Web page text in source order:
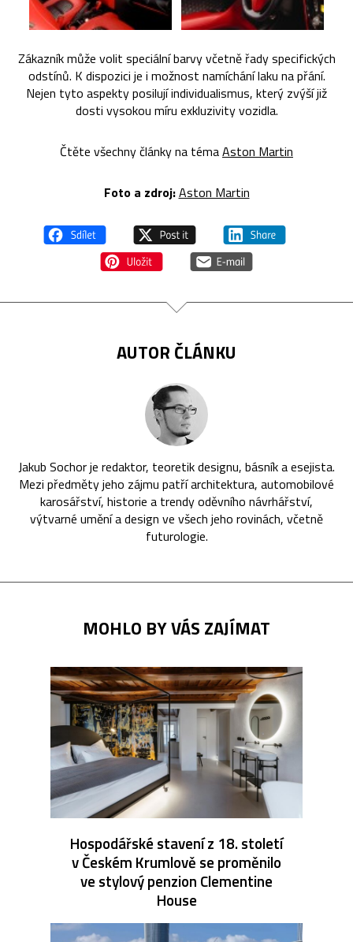
Zákazník může volit speciální barvy včetně řady specifických
odstínů. K dispozici je i možnost namíchání laku na přání.
Nejen tyto aspekty posilují individualismus, který zvýší již
dosti vysokou míru exkluzivity vozidla.
Čtěte všechny články na témaAston Martin
Foto a zdroj:Aston Martin
AUTOR ČLÁNKU
Jakub Sochor je redaktor, teoretik designu, básník a esejista.
Mezi předměty jeho zájmu patří architektura, automobilové
karosářství, historie a trendy oděvního návrhářství,
výtvarné umění a design ve všech jeho rovinách, včetně
futurologie.
MOHLO BY VÁS ZAJÍMAT
Hospodářské stavení z 18. století
v Českém Krumlově se proměnilo
ve stylový penzion Clementine
House